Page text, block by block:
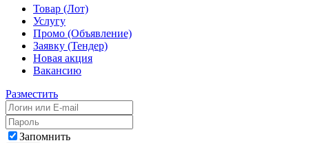
Товар (Лот)
Услугу
Промо (Объявление)
Заявку (Тендер)
Новая акция
Вакансию
Разместить
Запомнить